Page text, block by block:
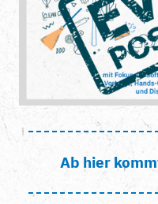
Ab hier